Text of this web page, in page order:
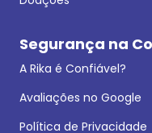
Segurança na
A Rika é Confiável?
Avaliações no Google
Política de Privacidade